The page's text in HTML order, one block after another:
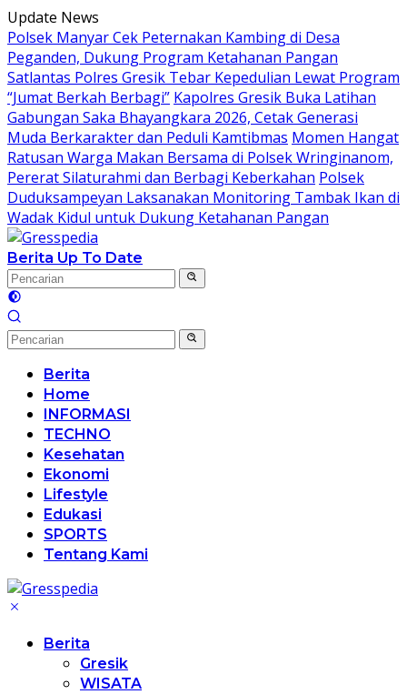
Langsung
ke
konten
Update News
Polsek Manyar Cek Peternakan Kambing di Desa
Peganden, Dukung Program Ketahanan Pangan
Satlantas Polres Gresik Tebar Kepedulian Lewat Program
“Jumat Berkah Berbagi” Kapolres Gresik Buka Latihan
Gabungan Saka Bhayangkara 2026, Cetak Generasi
Muda Berkarakter dan Peduli Kamtibmas Momen Hangat
Ratusan Warga Makan Bersama di Polsek Wringinanom,
Pererat Silaturahmi dan Berbagi Keberkahan Polsek
Duduksampeyan Laksanakan Monitoring Tambak Ikan di
Wadak Kidul untuk Dukung Ketahanan Pangan
Berita Up To Date
Berita
Home
INFORMASI
TECHNO
Kesehatan
Ekonomi
Lifestyle
Edukasi
SPORTS
Tentang Kami
Berita
Gresik
WISATA